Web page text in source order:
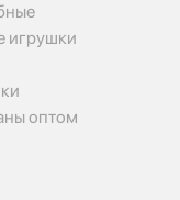
игрушки
оптом